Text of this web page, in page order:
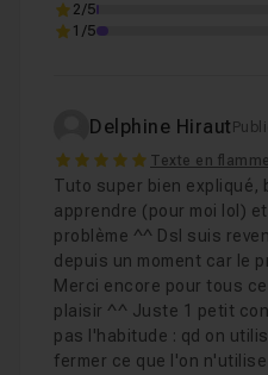
2/5
1/5
Delphine Hiraut
5 Texte en
Tuto super bien expliqué,
apprendre (pour moi lol)
problème ^^ Dsl suis
depuis un moment car le
Merci encore pour tous
plaisir ^^ Juste 1 petit
pas l'habitude : qd on
fermer ce que l'on